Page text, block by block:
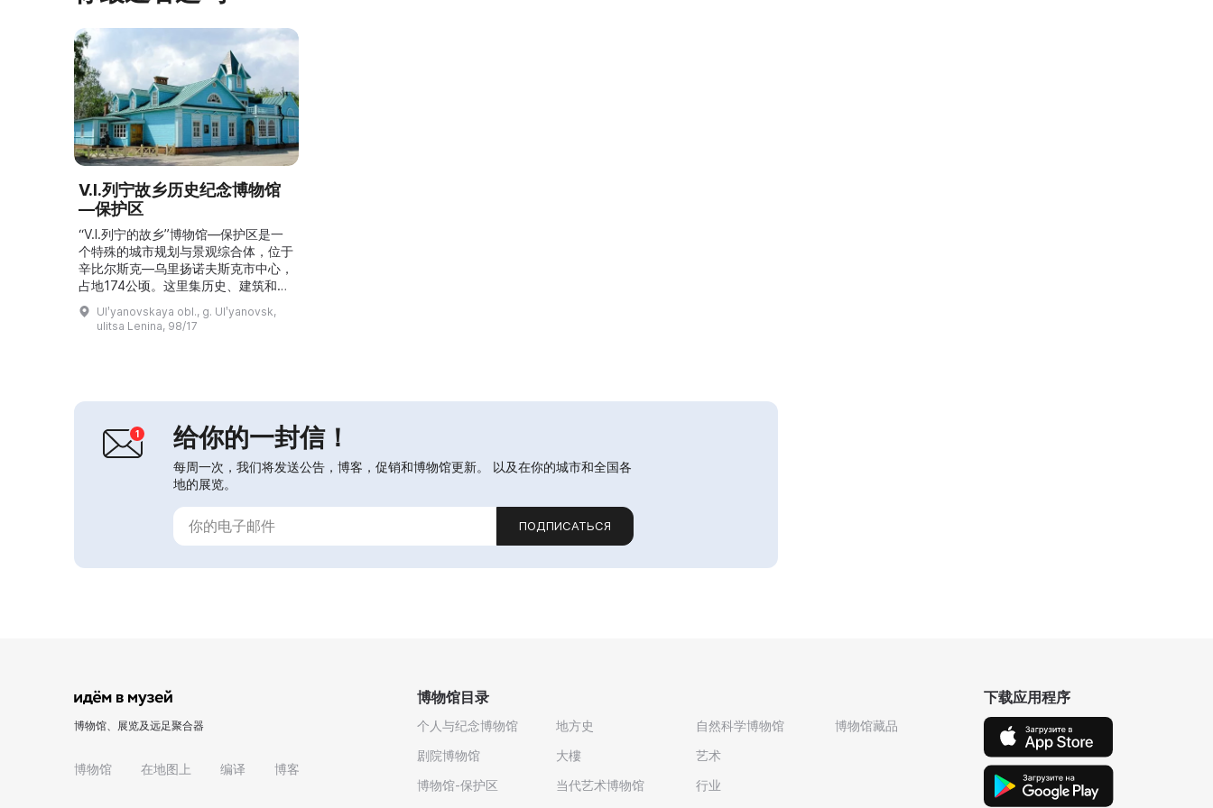
V.I.列宁故乡历史纪念博物馆
—保护区
“V.I.列宁的故乡”博物馆—保护区是一
个特殊的城市规划与景观综合体，位于
辛比尔斯克—乌里扬诺夫斯克市中心，
占地174公顷。这里集历史、建筑和纪
念性古迹于一体。该博物馆—保护区的
一大特点是它位于现代城市的历史中
心。馆内包含17座博物馆、展览厅“На
事件参与者的感觉。...
Ulʹyanovskaya obl., g. Ulʹyanovsk,
ulitsa Lenina, 98/17
给你的一封信！
每周一次，我们将发送公告，博客，促销和博物馆更新。 以及在你的城市和全国各
地的展览。
ПОДПИСАТЬСЯ
博物馆、展览及远足聚合器
博物馆 在地图上 编译 博客
博物馆目录
个人与纪念博物馆
剧院博物馆
博物馆-保护区
地方史
大樓
当代艺术博物馆
自然科学博物馆
艺术
行业
博物馆藏品
下载应用程序